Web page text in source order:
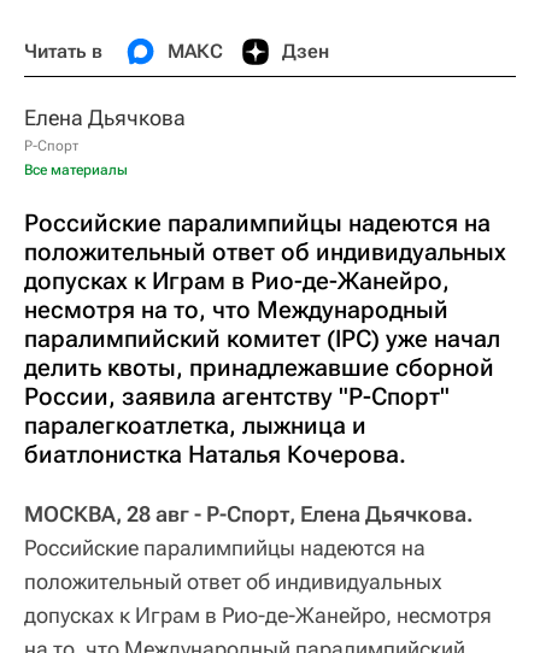
Читать в МАКС Дзен
Елена Дьячкова
Р-Спорт
Все материалы
Российские паралимпийцы надеются на
положительный ответ об индивидуальных
допусках к Играм в Рио-де-Жанейро,
несмотря на то, что Международный
паралимпийский комитет (IPC) уже начал
делить квоты, принадлежавшие сборной
России, заявила агентству "Р-Спорт"
паралегкоатлетка, лыжница и
биатлонистка Наталья Кочерова.
МОСКВА, 28 авг - Р-Спорт, Елена Дьячкова.
Российские паралимпийцы надеются на
положительный ответ об индивидуальных
допусках к Играм в Рио-де-Жанейро, несмотря